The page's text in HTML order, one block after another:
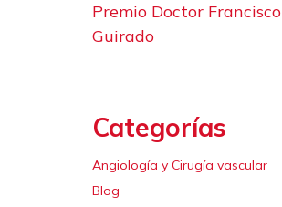
Premio Doctor Francisco
Guirado
Categorías
Angiología y Cirugía vascular
Blog